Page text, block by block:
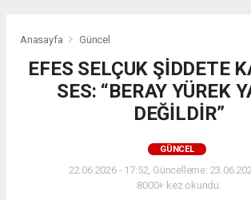
Anasayfa Güncel
EFES SELÇUK ŞİDDETE
SES: “BERAY YÜREK
DEĞİLDİR”
GÜNCEL
22.06.2026 - 17:52, Güncelleme:
8000+ kez okundu.